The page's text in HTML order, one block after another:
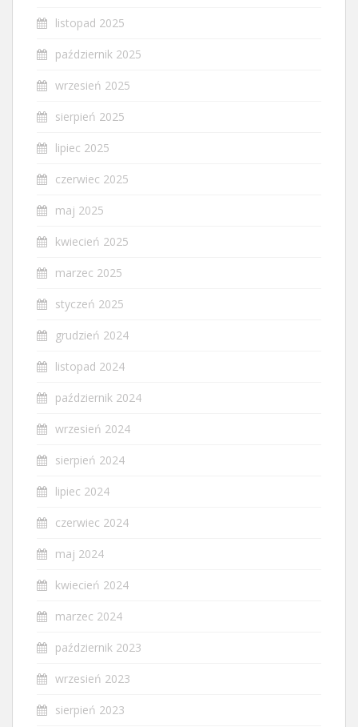
listopad 2025
październik 2025
wrzesień 2025
sierpień 2025
lipiec 2025
czerwiec 2025
maj 2025
kwiecień 2025
marzec 2025
styczeń 2025
grudzień 2024
listopad 2024
październik 2024
wrzesień 2024
sierpień 2024
lipiec 2024
czerwiec 2024
maj 2024
kwiecień 2024
marzec 2024
październik 2023
wrzesień 2023
sierpień 2023